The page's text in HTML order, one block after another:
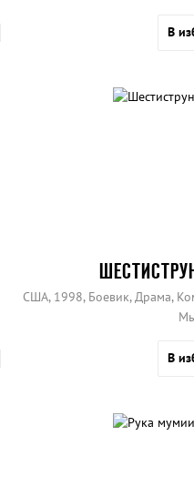
В
США, 1998, Боевик, Драма,
В